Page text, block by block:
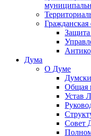
Защита
Дума
О Думе
Общая
Устав
Совет